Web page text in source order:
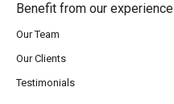
Benefit from our experience
Our Team
Our Clients
Testimonials